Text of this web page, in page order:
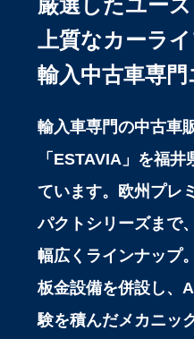
上質なカーライ
輸入中古車専門
輸入車専門の中古車
「ESTAVIA」を福
ています。欧州プレ
パクトシリーズまで
幅広くラインナップ
板金設備を併設し、
験を積んだメカニッ